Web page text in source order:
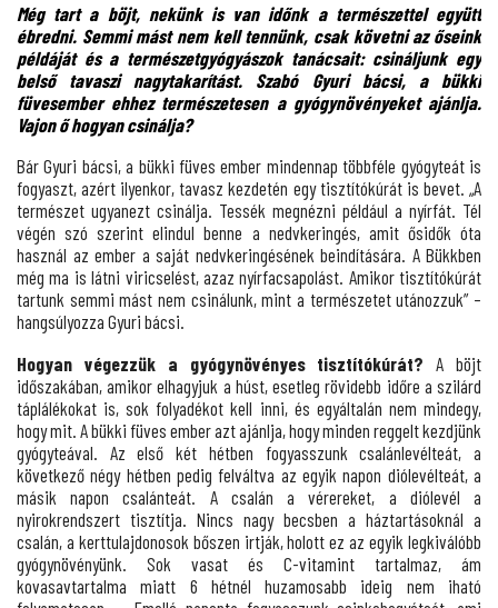
Még tart a böjt, nekünk is van időnk a természettel együtt
ébredni. Semmi mást nem kell tennünk, csak követni az őseink
példáját és a természetgyógyászok tanácsait: csináljunk egy
belső tavaszi nagytakarítást. Szabó Gyuri bácsi, a bükki
füvesember ehhez természetesen a gyógynövényeket ajánlja.
Vajon ő hogyan csinálja?
Bár Gyuri bácsi, a bükki füves ember mindennap többféle gyógyteát is
fogyaszt, azért ilyenkor, tavasz kezdetén egy tisztítókúrát is bevet. „A
természet ugyanezt csinálja. Tessék megnézni például a nyírfát. Tél
végén szó szerint elindul benne a nedvkeringés, amit ősidők óta
használ az ember a saját nedvkeringésének beindítására. A Bükkben
még ma is látni viricselést, azaz nyírfacsapolást. Amikor tisztítókúrát
tartunk semmi mást nem csinálunk, mint a természetet utánozzuk” –
hangsúlyozza Gyuri bácsi.
Hogyan végezzük a gyógynövényes tisztítókúrát? A böjt
időszakában, amikor elhagyjuk a húst, esetleg rövidebb időre a szilárd
táplálékokat is, sok folyadékot kell inni, és egyáltalán nem mindegy,
hogy mit. A bükki füves ember azt ajánlja, hogy minden reggelt kezdjünk
gyógyteával. Az első két hétben fogyasszunk csalánlevélteát, a
következő négy hétben pedig felváltva az egyik napon diólevélteát, a
másik napon csalánteát. A csalán a vérereket, a diólevél a
nyirokrendszert tisztítja. Nincs nagy becsben a háztartásoknál a
csalán, a kerttulajdonosok bőszen irtják, holott ez az egyik legkiválóbb
gyógynövényünk. Sok vasat és C-vitamint tartalmaz, ám
kovasavtartalma miatt 6 hétnél huzamosabb ideig nem iható